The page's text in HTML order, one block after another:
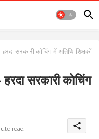
सरकारी कोचिंग में अतिथि शिक्षकों
सरकारी कोचिंग
read share